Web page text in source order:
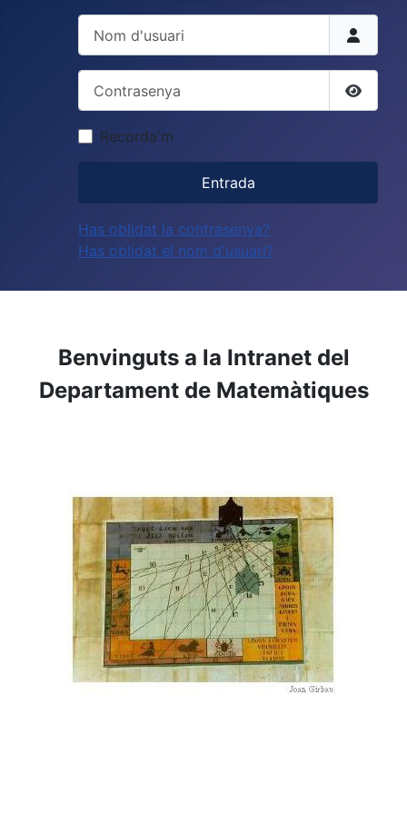
Recorda'm
Entrada
Has oblidat la contrasenya?
Has oblidat el nom d'usuari?
Benvinguts a la Intranet del
Departament de Matemàtiques